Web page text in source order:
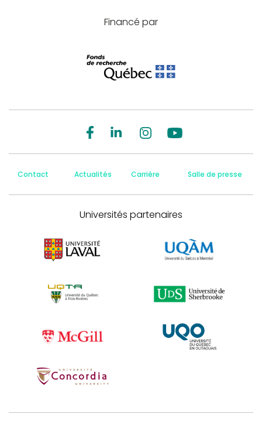
Financé par
Contact Actualités Carrière Salle de presse
Universités partenaires